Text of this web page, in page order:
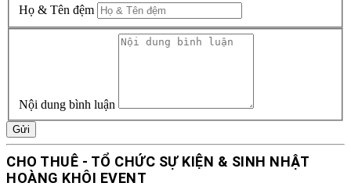
Họ & Tên đệm
Nội dung bình luận
Gửi
CHO THUÊ - TỔ CHỨC SỰ KIỆN & SINH NHẬT
HOÀNG KHÔI EVENT